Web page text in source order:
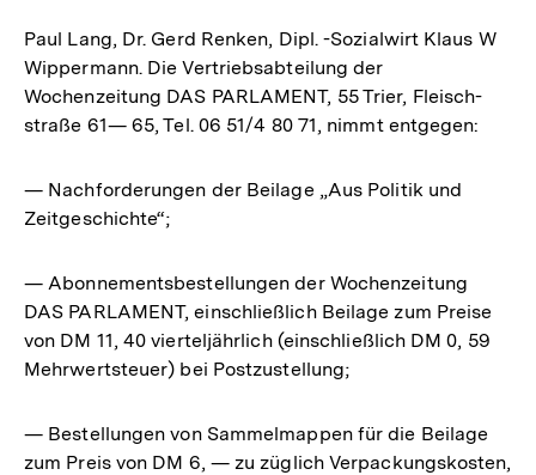
Paul Lang, Dr. Gerd Renken, Dipl. -Sozialwirt Klaus W
Wippermann. Die Vertriebsabteilung der
Wochenzeitung DAS PARLAMENT, 55 Trier, Fleisch-
straße 61— 65, Tel. 06 51/4 80 71, nimmt entgegen:
— Nachforderungen der Beilage „Aus Politik und
Zeitgeschichte“;
— Abonnementsbestellungen der Wochenzeitung
DAS PARLAMENT, einschließlich Beilage zum Preise
von DM 11, 40 vierteljährlich (einschließlich DM 0, 59
Mehrwertsteuer) bei Postzustellung;
— Bestellungen von Sammelmappen für die Beilage
zum Preis von DM 6, — zu züglich Verpackungskosten,